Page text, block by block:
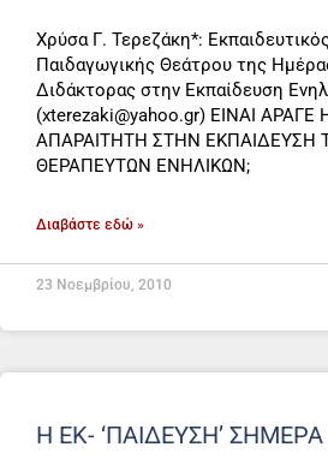
Χρύσα Γ. Τερεζάκη*:
Παιδαγωγικής Θεάτρου της
Διδάκτορας στην Εκπαίδευση
(xterezaki@yahoo.gr) ΕΙΝΑΙ ΑΡΑΓΕ
ΑΠΑΡΑΙΤΗΤΗ ΣΤΗΝ
ΘΕΡΑΠΕΥΤΩΝ ΕΝΗΛΙΚΩΝ;
Διαβάστε εδώ »
23 Νοεμβρίου, 2010
Η ΕΚ- ‘ΠΑΊΔΕΥΣΗ’ ΣΉΜΕΡΑ